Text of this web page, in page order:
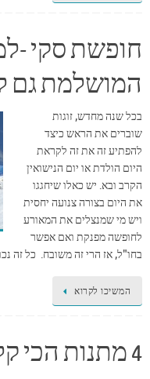
חופשת סקי -
המושלמת גם
בכל שנה מחדש, זוגות
שוברים את הראש כיצד
להפתיע זה את זה לקראת
היום הולדת או יום הנישואין
הקרב ובא. יש כאלו שיחגגו
את היום בצורה צנועה יחסית
ויש מי שמנצלים את המאורע
לחופשה מפנקת ואם אפשר
בחו"ל, אז הרי זה משובח. כל זה
המשיכו לקרוא
4 מתנות הכי קלות להחלפה